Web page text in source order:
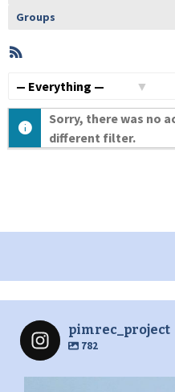
Groups
Member
Activities
Sorry, there was no
different filter.
pimrec_project
782